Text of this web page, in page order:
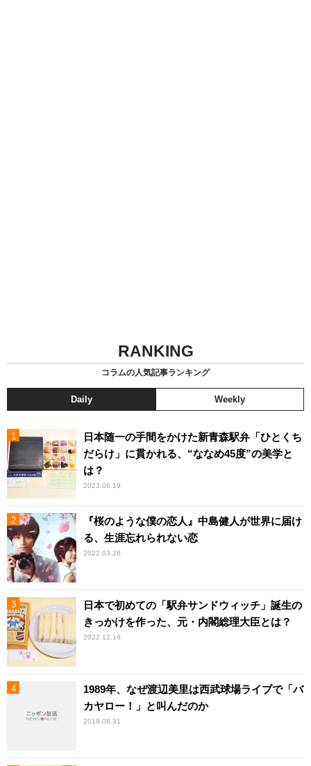
RANKING
コラムの人気記事ランキング
Daily Weekly
日本随一の手間をかけた新青森駅弁「ひとくち
だらけ」に貫かれる、“ななめ45度”の美学と
は？
2023.06.19
『桜のような僕の恋人』中島健人が世界に届け
る、生涯忘れられない恋
2022.03.26
日本で初めての「駅弁サンドウィッチ」誕生の
きっかけを作った、元・内閣総理大臣とは？
2022.12.16
1989年、なぜ渡辺美里は西武球場ライブで「バ
カヤロー！」と叫んだのか
2019.08.31